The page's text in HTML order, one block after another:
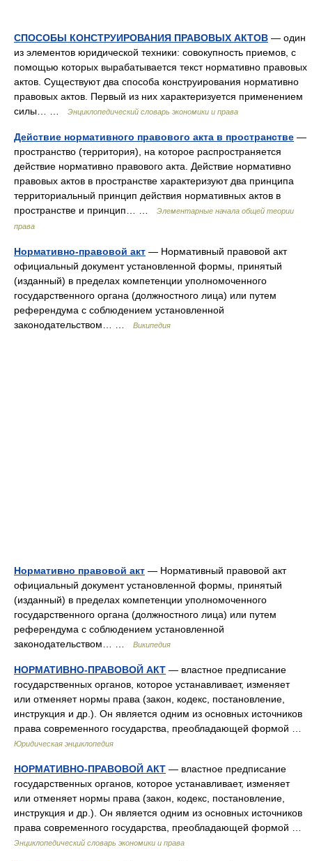
СПОСОБЫ КОНСТРУИРОВАНИЯ ПРАВОВЫХ АКТОВ — один
из элементов юридической техники: совокупность приемов, с
помощью которых вырабатывается текст нормативно правовых
актов. Существуют два способа конструирования нормативно
правовых актов. Первый из них характеризуется применением
силы… …
Энциклопедический словарь экономики и права
Действие нормативного правового акта в пространстве —
пространство (территория), на которое распространяется
действие нормативно правового акта. Действие нормативно
правовых актов в пространстве характеризуют два принципа
территориальный принцип действия нормативных актов в
пространстве и принцип… …
Элементарные начала общей теории
права
Нормативно-правовой акт — Нормативный правовой акт
официальный документ установленной формы, принятый
(изданный) в пределах компетенции уполномоченного
государственного органа (должностного лица) или путем
референдума с соблюдением установленной
законодательством… …
Википедия
Нормативно правовой акт — Нормативный правовой акт
официальный документ установленной формы, принятый
(изданный) в пределах компетенции уполномоченного
государственного органа (должностного лица) или путем
референдума с соблюдением установленной
законодательством… …
Википедия
НОРМАТИВНО-ПРАВОВОЙ АКТ — властное предписание
государственных органов, которое устанавливает, изменяет
или отменяет нормы права (закон, кодекс, постановление,
инструкция и др.). Он является одним из основных источников
права современного государства, преобладающей формой …
Юридическая энциклопедия
НОРМАТИВНО-ПРАВОВОЙ АКТ — властное предписание
государственных органов, которое устанавливает, изменяет
или отменяет нормы права (закон, кодекс, постановление,
инструкция и др.). Он является одним из основных источников
права современного государства, преобладающей формой …
Энциклопедический словарь экономики и права